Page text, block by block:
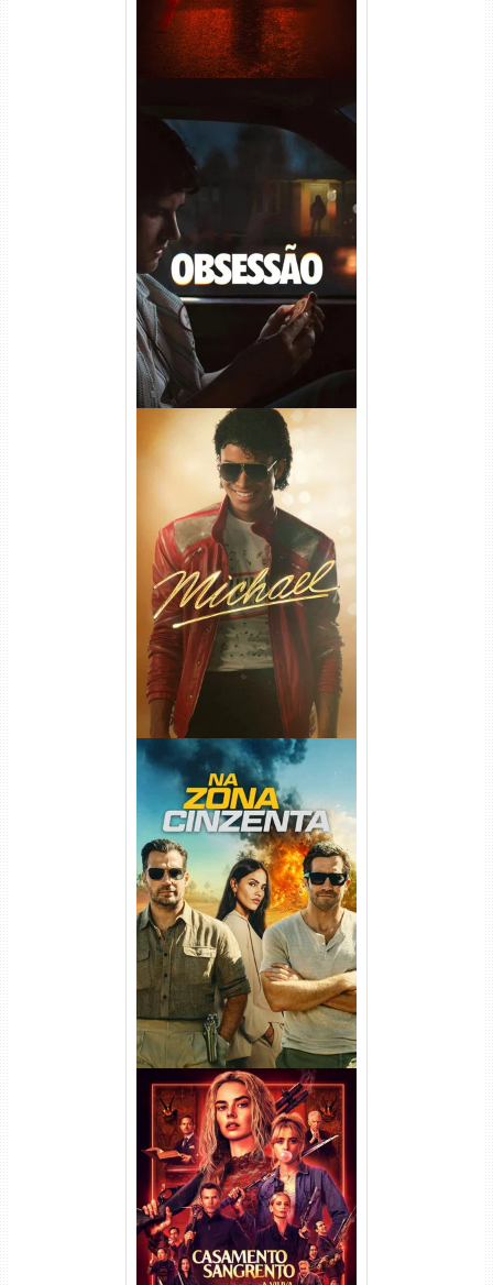
Obsessão Torrent (2026)
WEB-DL 1080p/4K Dual
Áudio
Michael Torrent (2026) WEB-
DL 1080p/4K Dual Áudio
Na Zona Cinzenta Torrent
(2026) WEB-DL 1080p/4K
Dual Áudio
Casamento Sangrento: A
Viúva Torrent (2026) WEB-DL
720p/1080p/4K Dual Áudio